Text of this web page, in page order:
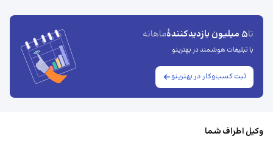
تا5 میلیون بازدیدکنندهٔ ماهانه
با تبلیغات هوشمند در بهترینو
ثبت کسب‌وکار در بهترینو
وکیل اطراف شما